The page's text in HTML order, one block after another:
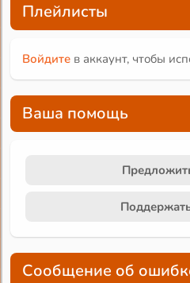
Плейлисты
Войдите в аккаунт, чтобы
Ваша помощь
Сообщение об